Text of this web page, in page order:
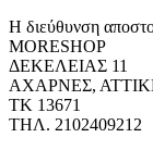
Η διεύθυνση
MORESHOP
ΔΕΚΕΛΕΙΑΣ 11
ΑΧΑΡΝΕΣ,
ΤΚ 13671
ΤΗΛ. 2102409212